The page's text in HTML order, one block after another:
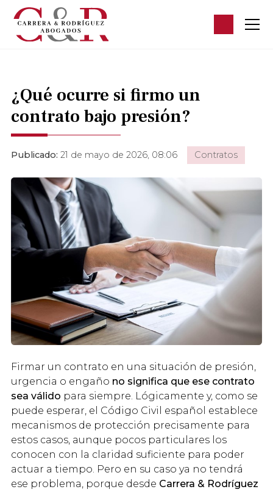
¿Qué ocurre si firmo un
contrato bajo presión?
Publicado: 21 de mayo de 2026, 08:06 Contratos
Firmar un contrato en una situación de presión,
urgencia o engaño no significa que ese contrato
sea válido para siempre. Lógicamente y, como se
puede esperar, el Código Civil español establece
mecanismos de protección precisamente para
estos casos, aunque pocos particulares los
conocen con la claridad suficiente para poder
actuar a tiempo. Pero en su caso ya no tendrá
ese problema, porque desde Carrera & Rodríguez